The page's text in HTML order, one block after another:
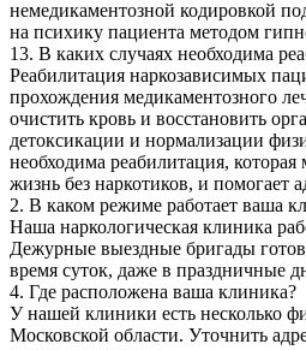
немедикаментозной кодировкой
на психику пациента методом
13. В каких случаях необходима
Реабилитация наркозависимых
прохождения медикаментозного
очистить кровь и восстановить
детоксикации и нормализации
необходима реабилитация,
жизнь без наркотиков, и помогает
2. В каком режиме работает ваша
Наша наркологическая клиника
Дежурные выездные бригады
время суток, даже в праздничные
4. Где расположена ваша клиника?
У нашей клиники есть несколько
Московской области. Уточнить